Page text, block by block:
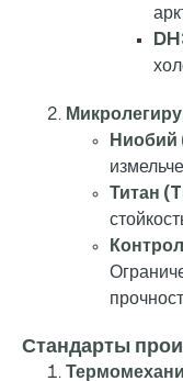
Ниобий
Титан
Стандарты